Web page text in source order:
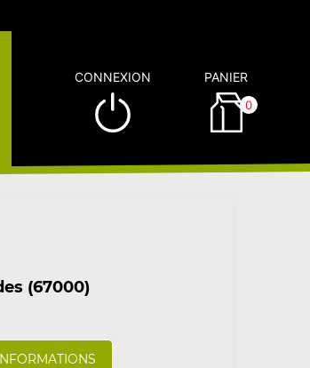
CONNEXION PANIER
0
(67000)